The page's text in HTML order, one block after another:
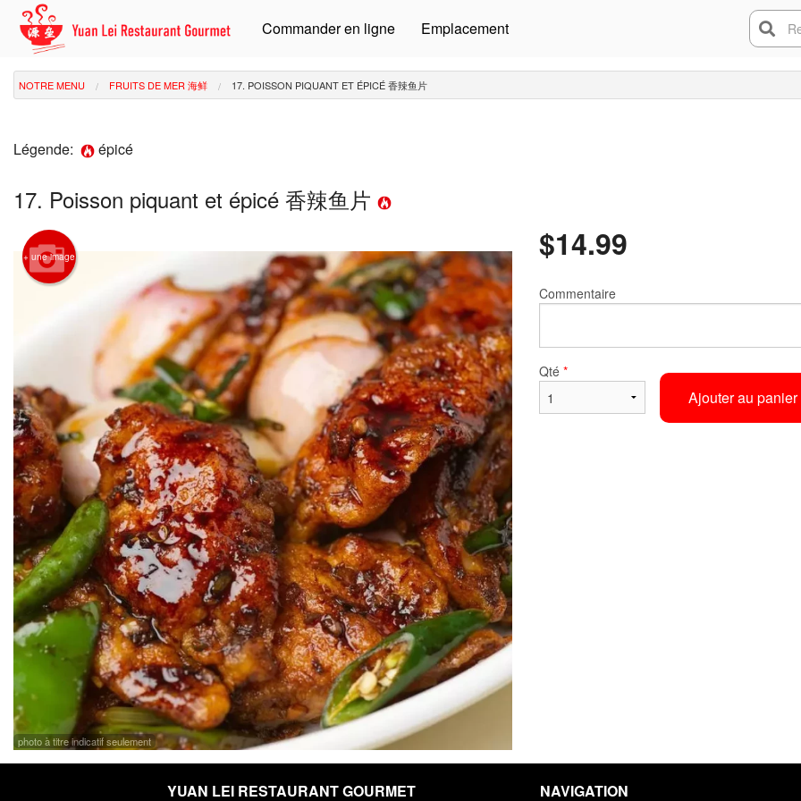
Commander en ligne Emplacement
NOTRE MENU FRUITS DE MER 海鲜 17. POISSON PIQUANT ET ÉPICÉ 香辣鱼片
Légende: épicé
17. Poisson piquant et épicé 香辣鱼片
+ une image
photo à titre indicatif seulement
$14.99
Commentaire
Qté *
Ajouter au panier
YUAN LEI RESTAURANT GOURMET NAVIGATION